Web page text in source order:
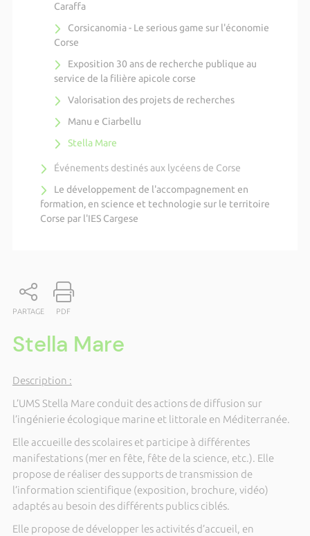
Caraffa
Corsicanomia - Le serious game sur l'économie
Corse
Exposition 30 ans de recherche publique au
service de la filière apicole corse
Valorisation des projets de recherches
Manu e Ciarbellu
Stella Mare
Événements destinés aux lycéens de Corse
Le développement de l'accompagnement en
formation, en science et technologie sur le territoire
Corse par l'IES Cargese
PARTAGE PDF
Stella Mare
Description :
L’UMS Stella Mare conduit des actions de diffusion sur
l’ingénierie écologique marine et littorale en Méditerranée.
Elle accueille des scolaires et participe à différentes
manifestations (mer en fête, fête de la science, etc.). Elle
propose de réaliser des supports de transmission de
l’information scientifique (exposition, brochure, vidéo)
adaptés au besoin des différents publics ciblés.
Elle propose de développer les activités d’accueil, en